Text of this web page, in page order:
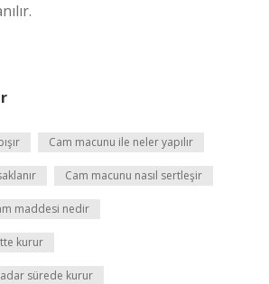
Cam macunu ile neler yapılır
Cam macunu nasıl sertleşir
maddesi nedir
kurur
sürede kurur